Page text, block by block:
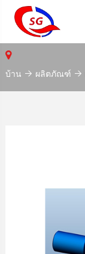
บ้าน ผลิตภัณฑ์